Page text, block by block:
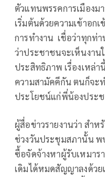
ตัวแทนพรรคการเมือง
เริ่มต้นด้วยความเข้าอก
การทำงาน เชื่อว่าทุกท่
ว่าประชาชนจะเห็นงาน
ประสิทธิภาพ เรื่องเหล่
ความสามัคคีกัน ตนก็จะ
ประโยชน์แก่พี่น้องประ
ผู้สื่อข่าวรายงานว่า สำห
ช่วงวันประชุมสภานั้น พ
ซื้อจัดจ้างหาผู้รับเหมาร
เดิมได้หมดสัญญาลงด้ว